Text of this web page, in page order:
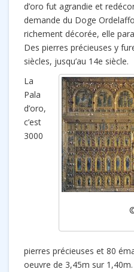
d’oro fut agrandie et
demande du Doge
richement décorée, elle
Des pierres précieuses y
siècles, jusqu’au 14e siècle.
La
Pala
d’oro,
c’est
3000
pierres précieuses et 80
oeuvre de 3,45m sur 1,40m.